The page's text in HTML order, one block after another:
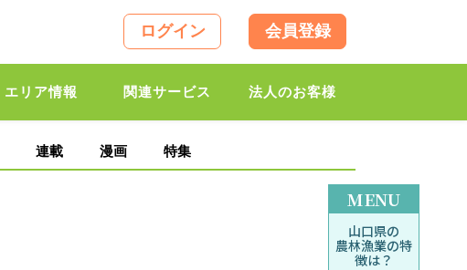
ログイン 会員登録
エリア情報 関連サービス 法人のお客様
連載 漫画 特集
MENU
山口県の
農林漁業の特
徴は？